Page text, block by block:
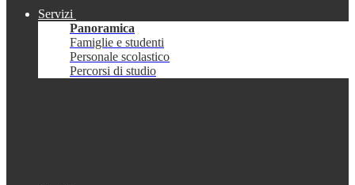
Servizi
Panoramica
Famiglie e studenti
Personale scolastico
Percorsi di studio